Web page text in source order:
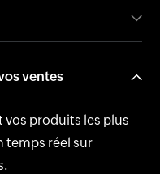
un devis accepté en
ventes
vos produits les plus
temps réel sur